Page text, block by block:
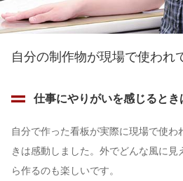
自分の制作物が現場で使われ
仕事にやりがいを感じるとき
自分で作った看板が実際に現場で使わ
きは感動しました。外でどんな風に
ら作るのも楽しいです。